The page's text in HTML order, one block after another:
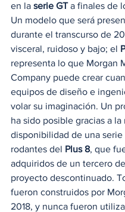
en la serie GT a finales de
Un modelo que será
durante el transcurso de
visceral, ruidoso y bajo; el
representa lo que Morgan
Company puede crear
equipos de diseño e
volar su imaginación. Un
ha sido posible gracias a
disponibilidad de una serie
rodantes del Plus 8, que
adquiridos de un tercero
proyecto descontinuado.
fueron construidos por
2018, y nunca fueron